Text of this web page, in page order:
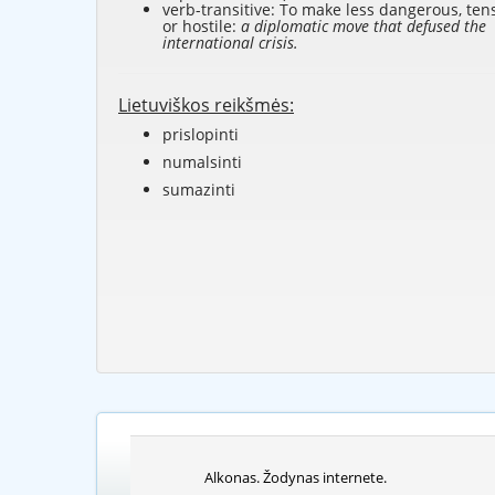
verb-transitive: To make less dangerous,
or hostile: a diplomatic move that defused the
international crisis.
Lietuviškos reikšmės:
prislopinti
numalsinti
sumazinti
Alkonas. Žodynas internete.